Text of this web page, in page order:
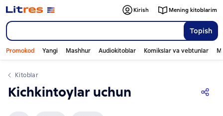
Topish
Kirish Mening kitoblarim
Promokod Yangi Mashhur Audiokitoblar Komikslar va vebtunlar
Kitoblar
Kichkintoylar uchun